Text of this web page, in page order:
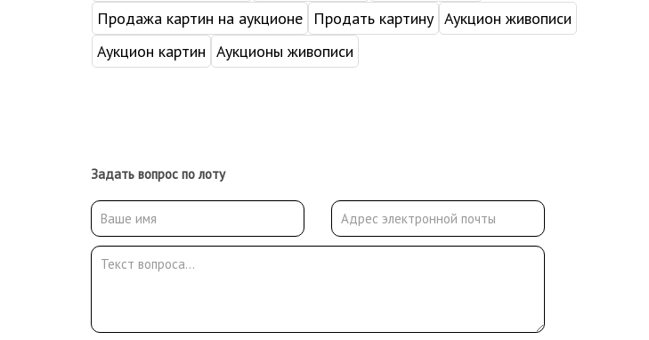
Продажа картин на аукционе
Продать картину Аукцион живописи
Аукцион картин Аукционы живописи
Задать вопрос по лоту